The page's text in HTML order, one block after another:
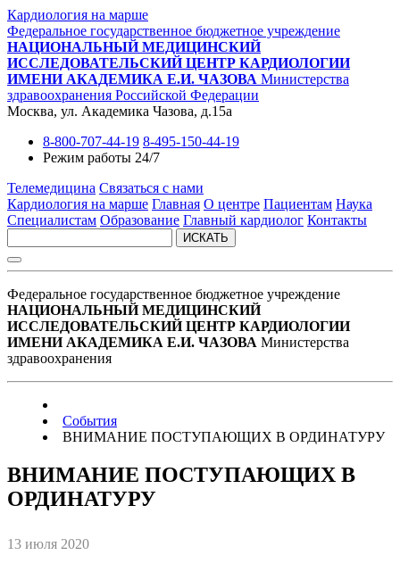
Кардиология на марше
Федеральное государственное бюджетное учреждение
НАЦИОНАЛЬНЫЙ МЕДИЦИНСКИЙ
ИССЛЕДОВАТЕЛЬСКИЙ ЦЕНТР КАРДИОЛОГИИ
ИМЕНИ АКАДЕМИКА Е.И. ЧАЗОВА Министерства
здравоохранения Российской Федерации
Москва, ул. Академика Чазова, д.15а
8-800-707-44-19 8-495-150-44-19
Режим работы 24/7
Телемедицина Связаться с нами
Кардиология на марше Главная О центре Пациентам Наука
Специалистам Образование Главный кардиолог Контакты
ИСКАТЬ
Федеральное государственное бюджетное учреждение
НАЦИОНАЛЬНЫЙ МЕДИЦИНСКИЙ
ИССЛЕДОВАТЕЛЬСКИЙ ЦЕНТР КАРДИОЛОГИИ
ИМЕНИ АКАДЕМИКА Е.И. ЧАЗОВА Министерства
здравоохранения
События
ВНИМАНИЕ ПОСТУПАЮЩИХ В ОРДИНАТУРУ
ВНИМАНИЕ ПОСТУПАЮЩИХ В
ОРДИНАТУРУ
13 июля 2020